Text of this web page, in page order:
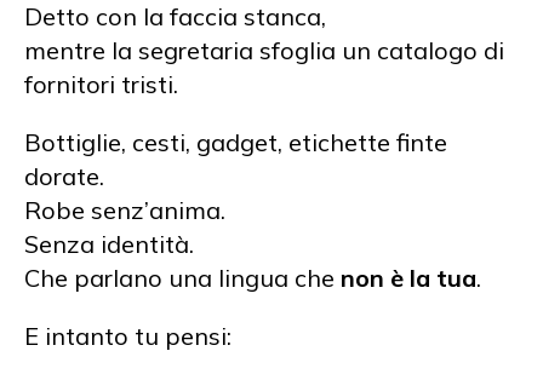
Detto con la faccia stanca,
mentre la segretaria sfoglia un catalogo di
fornitori tristi.
Bottiglie, cesti, gadget, etichette finte
dorate.
Robe senz’anima.
Senza identità.
Che parlano una lingua che non è la tua.
E intanto tu pensi: